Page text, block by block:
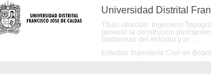
Universidad Distrital
Título ofrecido: Ingeniero
generar la construccin
problemas del entorno y pr ...
Estudiar Ingeniería Civil en